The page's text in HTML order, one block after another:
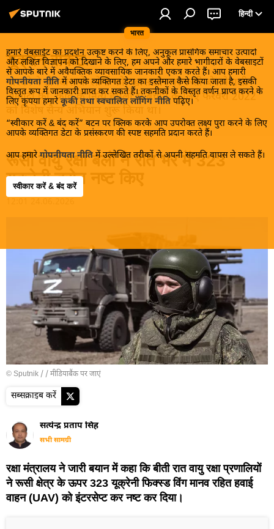
भारत
हिन्दी
हमारे वेबसाईट का प्रदर्शन उत्कृष्ट करने के लिए, अनुकूल प्रासंगिक समाचार उत्पादों
और लक्षित विज्ञापन को दिखाने के लिए, हम अपने और हमारे भागीदारों के वेबसाइटों
से आपके बारे में अवैयक्तिक व्यावसायिक जानकारी एकत्र करते हैं। आप हमारी
गोपनीयता नीति में आपके व्यक्तिगत डेटा का इस्तेमाल कैसे किया जाता है, इसकी
विस्तृत रूप में जानकारी प्राप्त कर सकते हैं। तकनीकों के विस्तृत वर्णन प्राप्त करने के
लिए कृपया हमारे कूकी तथा स्वचालित लॉगिंग नीति पढ़िए।
“स्वीकार करें & बंद करें” बटन पर क्लिक करके आप उपरोक्त लक्ष्य पुरा करने के लिए
आपके व्यक्तिगत डेटा के प्रसंस्करण की स्पष्ट सहमति प्रदान करते हैं।
आप हमारे गोपनीयता नीति में उल्लेखित तरीकों से अपनी सहमति वापस ले सकते हैं।
स्वीकार करें & बंद करें
यूक्रेन संकट
मास्को ने डोनबास के लोगों को, खास तौर पर रूसी बोलनेवाली
आबादी को, कीव के नित्य हमलों से बचाने के लिए फरवरी 2022
को विशेष सैन्य अभियान शुरू किया था।
रूसी वायु रक्षा बलों ने रात भर में 323
यूक्रेनी ड्रोन नष्ट किए
© Sputnik / /मीडियाबैंक पर जाएं
सब्सक्राइब करें
सत्येन्द्र प्रताप सिंह
सभी सामग्री
रक्षा मंत्रालय ने जारी बयान में कहा कि बीती रात वायु रक्षा प्रणालियों
ने रूसी क्षेत्र के ऊपर 323 यूक्रेनी फिक्स्ड विंग मानव रहित हवाई
वाहन (UAV) को इंटरसेप्ट कर नष्ट कर दिया।